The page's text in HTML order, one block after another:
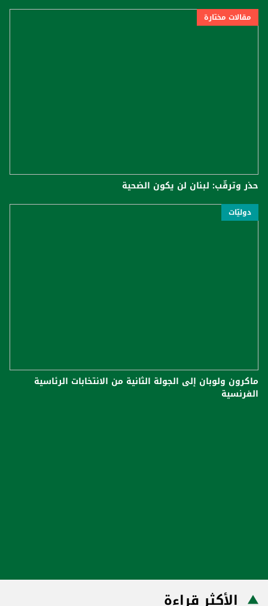
مقالات مختارة
حذر وترقّب: لبنان لن يكون الضحية
دوليّات
ماكرون ولوبان إلى الجولة الثانية من الانتخابات الرئاسية
الفرنسية
الأكثر قراءة